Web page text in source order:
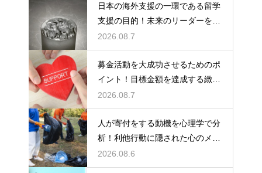
日本の海外支援の一環である留学
支援の目的！未来のリーダーを育
成する力
2026.08.7
募金活動を大成功させるためのポ
イント！目標金額を達成する緻密
な戦略
2026.08.7
人が寄付をする動機を心理学で分
析！利他行動に隠された心のメカ
ニズム
2026.08.6